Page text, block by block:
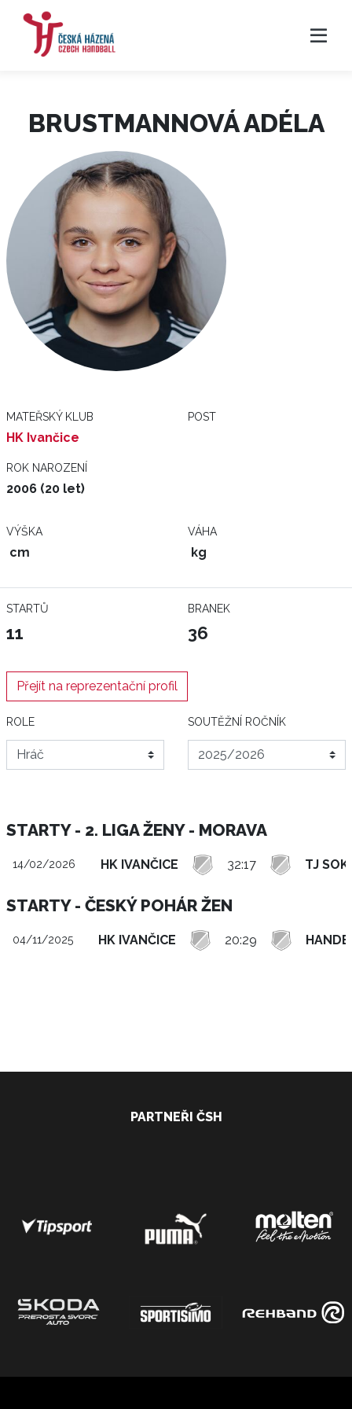
BRUSTMANNOVÁ ADÉLA
MATEŘSKÝ KLUB
HK Ivančice
POST
ROK NAROZENÍ
2006 (20 let)
VÝŠKA
cm
VÁHA
kg
STARTŮ
11
BRANEK
36
Přejít na reprezentační profil
ROLE SOUTĚŽNÍ ROČNÍK
STARTY - 2. LIGA ŽENY - MORAVA
14/02/2026 HK IVANČICE 32:17 TJ
STARTY - ČESKÝ POHÁR ŽEN
04/11/2025 HK IVANČICE 20:29
PARTNEŘI ČSH